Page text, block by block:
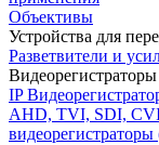
Объективы
Устройства для
Разветвители и
Видеорегистраторы
IP
AHD, TVI, SDI,